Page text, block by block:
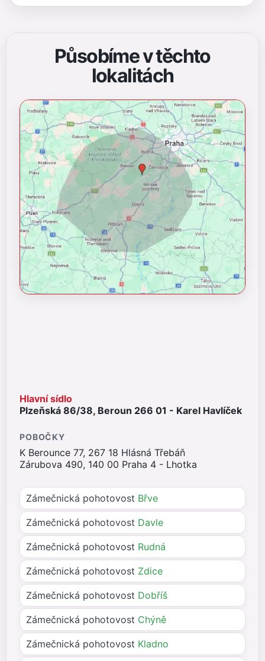
Působíme v těchto
lokalitách
Zámečnická pohotovost Břve
Zámečnická pohotovost Davle
Zámečnická pohotovost Rudná
Zámečnická pohotovost Zdice
Zámečnická pohotovost Dobříš
Zámečnická pohotovost Chýně
Zámečnická pohotovost Kladno
Hlavní sídlo
Plzeňská 86/38, Beroun 266 01 - Karel Havlíček
POBOČKY
K Berounce 77, 267 18 Hlásná Třebáň
Zárubova 490, 140 00 Praha 4 - Lhotka